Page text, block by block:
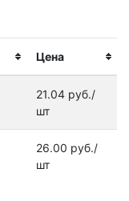
Цена
21.04 руб./
шт
26.00 руб./
шт